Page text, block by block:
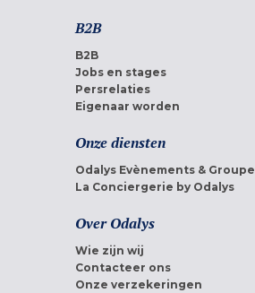
B2B
B2B
Jobs en stages
Persrelaties
Eigenaar worden
Onze diensten
Odalys Evènements & Groupe
La Conciergerie by Odalys
Over Odalys
Wie zijn wij
Contacteer ons
Onze verzekeringen